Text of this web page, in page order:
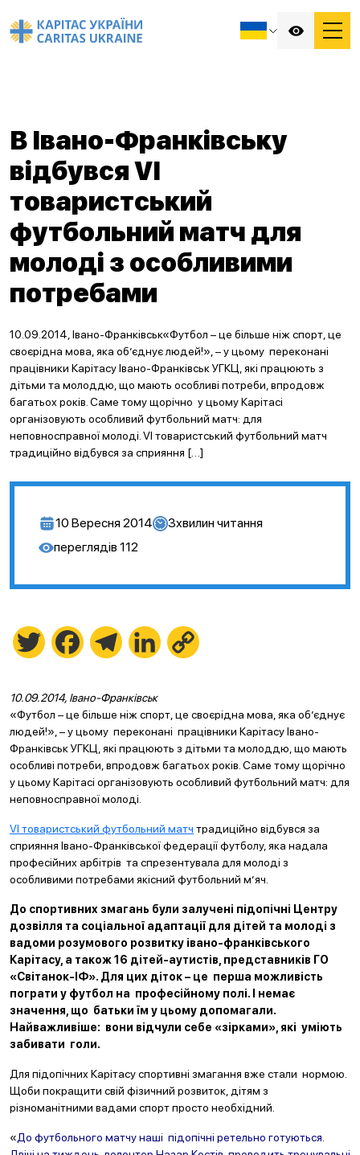
В Івано-Франківську
відбувся VI
товаристський
футбольний матч для
молоді з особливими
потребами
10.09.2014, Івано-Франківськ«Футбол – це більше ніж спорт, це
своєрідна мова, яка об’єднує людей!», – у цьому переконані
працівники Карітасу Івано-Франківськ УГКЦ, які працюють з
дітьми та молоддю, що мають особливі потреби, впродовж
багатьох років. Саме тому щорічно у цьому Карітасі
організовують особливий футбольний матч: для
неповносправної молоді. VI товаристський футбольний матч
традиційно відбувся за сприяння […]
10 Вересня 2014 3хвилин читання
переглядів 112
Twitter FacebookTelegramLinkedIn
10.09.2014, Івано-Франківськ
«Футбол – це більше ніж спорт, це своєрідна мова, яка об’єднує
людей!», – у цьому переконані працівники Карітасу Івано-
Франківськ УГКЦ, які працюють з дітьми та молоддю, що мають
особливі потреби, впродовж багатьох років. Саме тому щорічно
у цьому Карітасі організовують особливий футбольний матч: для
неповносправної молоді.
VI товаристський футбольний матч традиційно відбувся за
сприяння Івано-Франківської федерації футболу, яка надала
професійних арбітрів та спрезентувала для молоді з
особливими потребами якісний футбольний м’яч.
До спортивних змагань були залучені підопічні Центру
дозвілля та соціальної адаптації для дітей та молоді з
вадоми розумового розвитку івано-франківського
Карітасу, а також 16 дітей-аутистів, представників ГО
«Світанок-ІФ». Для цих діток – це перша можливість
пограти у футбол на професійному полі. І немає
значення, що батьки їм у цьому допомагали.
Найважливіше: вони відчули себе «зірками», які уміють
забивати голи.
Для підопічних Карітасу спортивні змагання вже стали нормою.
Щоби покращити свій фізичний розвиток, дітям з
різноманітними вадами спорт просто необхідний.
«До футбольного матчу наші підопічні ретельно готуються.